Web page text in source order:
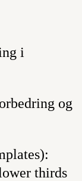
i
og
thirds